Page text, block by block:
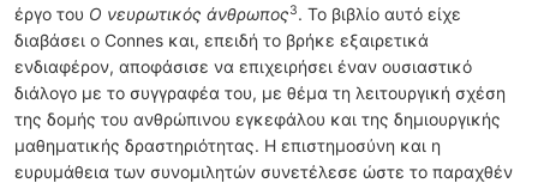
έργο του Ο νευρωτικός άνθρωπος3. Το βιβλίο αυτό είχε
διαβάσει ο Connes και, επειδή το βρήκε εξαιρετικά
ενδιαφέρον, αποφάσισε να επιχειρήσει έναν ουσιαστικό
διάλογο με το συγγραφέα του, με θέμα τη λειτουργική σχέση
της δομής του ανθρώπινου εγκεφάλου και της δημιουργικής
μαθηματικής δραστηριότητας. Η επιστημοσύνη και η
ευρυμάθεια των συνομιλητών συνετέλεσε ώστε το παραχθέν